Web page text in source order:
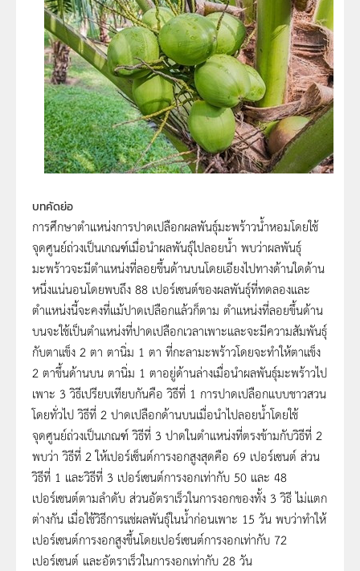
บทคัดย่อ
การศึกษาตำแหน่งการปาดเปลือกผลพันธุ์มะพร้าวน้ำหอมโดยใช้
จุดศูนย์ถ่วงเป็นเกณฑ์เมื่อนำผลพันธุ์ไปลอยน้ำ พบว่าผลพันธุ์
มะพร้าวจะมีตำแหน่งที่ลอยขึ้นด้านบนโดยเอียงไปทางด้านใดด้าน
หนึ่งแน่นอนโดยพบถึง 88 เปอร์เซนต์ของผลพันธุ์ที่ทดลองและ
ตำแหน่งนี้จะคงที่แม้ปาดเปลือกแล้วก็ตาม ตำแหน่งที่ลอยขึ้นด้าน
บนจะใช้เป็นตำแหน่งที่ปาดเปลือกเวลาเพาะและจะมีความสัมพันธุ์
กับตาแข็ง 2 ตา ตานิ่ม 1 ตา ที่กะลามะพร้าวโดยจะทำให้ตาแข็ง
2 ตาขึ้นด้านบน ตานิ่ม 1 ตาอยู่ด้านล่างเมื่อนำผลพันธุ์มะพร้าวไป
เพาะ 3 วิธีเปรียบเทียบกันคือ วิธีที่ 1 การปาดเปลือกแบบชาวสวน
โดยทั่วไป วิธีที่ 2 ปาดเปลือกด้านบนเมื่อนำไปลอยน้ำโดยใช้
จุดศูนย์ถ่วงเป็นเกณฑ์ วิธีที่ 3 ปาดในตำแหน่งที่ตรงข้ามกับวิธีที่ 2
พบว่า วิธีที่ 2 ให้เปอร์เซ็นต์การงอกสูงสุดคือ 69 เปอร์เซนต์ ส่วน
วิธีที่ 1 และวิธีที่ 3 เปอร์เซนต์การงอกเท่ากับ 50 และ 48
เปอร์เซนต์ตามลำดับ ส่วนอัตราเร็วในการงอกของทั้ง 3 วิธี ไม่แตก
ต่างกัน เมื่อใช้วิธีการแช่ผลพันธุ์ในน้ำก่อนเพาะ 15 วัน พบว่าทำให้
เปอร์เซนต์การงอกสูงขึ้นโดยเปอร์เซนต์การงอกเท่ากับ 72
เปอร์เซนต์ และอัตราเร็วในการงอกเท่ากับ 28 วัน